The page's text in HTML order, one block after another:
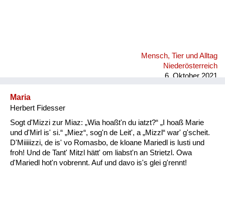
Mensch, Tier und Alltag
Niederösterreich
6. Oktober 2021
Maria
Herbert Fidesser
Sogt d'Mizzi zur Miaz: „Wia hoaßt'n du iatzt?“ „I hoaß Marie
und d'Mirl is' si.“ „Miez“, sog'n de Leit', a „Mizzl“ war' g'scheit.
D'Miiiiizzi, de is' vo Romasbo, de kloane Mariedl is lusti und
froh! Und de Tant' Mitzl hätt' om liabst'n an Strietzl. Owa
d'Mariedl hot'n vobrennt. Auf und davo is's glei g'rennt!